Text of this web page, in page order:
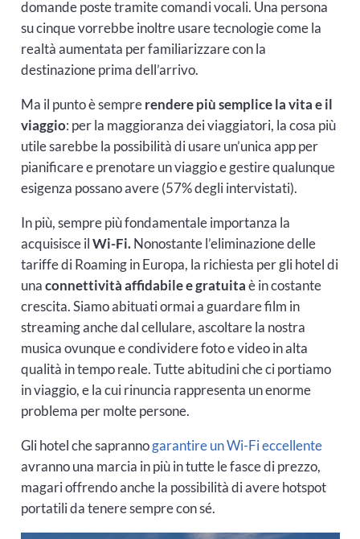
domande poste tramite comandi vocali. Una persona
su cinque vorrebbe inoltre usare tecnologie come la
realtà aumentata per familiarizzare con la
destinazione prima dell’arrivo.
Ma il punto è semprerendere più semplice la vita e il
viaggio: per la maggioranza dei viaggiatori, la cosa più
utile sarebbe la possibilità di usare un’unica app per
pianificare e prenotare un viaggio e gestire qualunque
esigenza possano avere (57% degli intervistati).
In più, sempre più fondamentale importanza la
acquisisce ilWi-Fi.Nonostante l’eliminazione delle
tariffe di Roaming in Europa, la richiesta per gli hotel di
unaconnettività affidabile e gratuitaè in costante
crescita. Siamo abituati ormai a guardare film in
streaming anche dal cellulare, ascoltare la nostra
musica ovunque e condividere foto e video in alta
qualità in tempo reale. Tutte abitudini che ci portiamo
in viaggio, e la cui rinuncia rappresenta un enorme
problema per molte persone.
Gli hotel che saprannogarantire un Wi-Fi eccellente
avranno una marcia in più in tutte le fasce di prezzo,
magari offrendo anche la possibilità di avere hotspot
portatili da tenere sempre con sé.